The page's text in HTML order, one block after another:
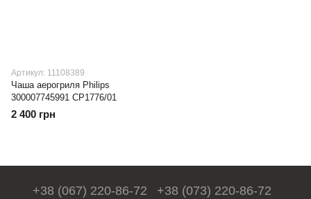
Артикул: 11108389
Чаша аерогриля Philips
300007745991 CP1776/01
2 400 грн
+38 (067) 220-86-72 +38 (073) 220-86-72